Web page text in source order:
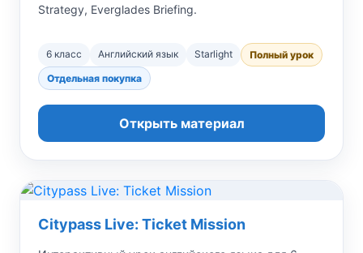
Strategy, Everglades Briefing.
6 класс Английский язык Starlight
Полный урок
Отдельная покупка
Открыть материал
Citypass Live: Ticket Mission